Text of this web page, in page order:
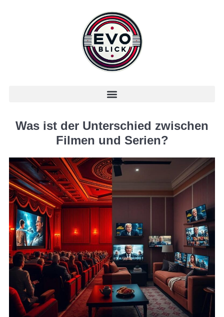
Was ist der Unterschied zwischen
Filmen und Serien?